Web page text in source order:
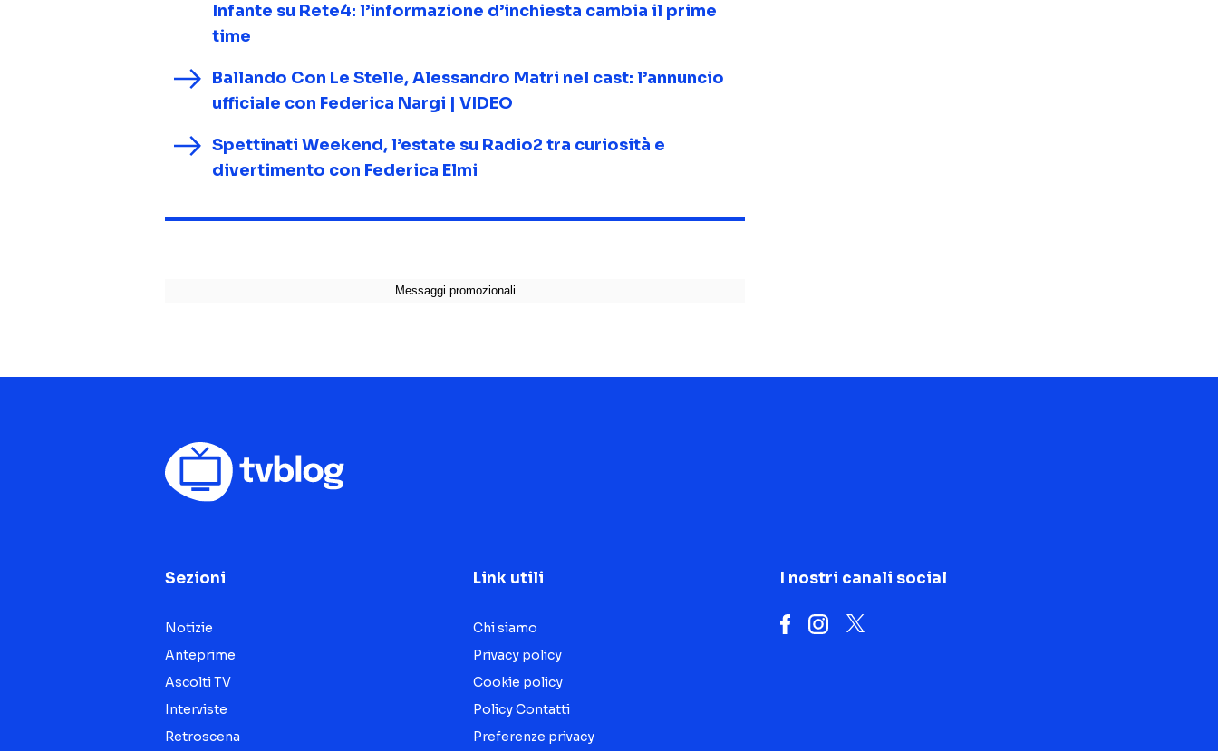
Infante su Rete4: l’informazione d’inchiesta cambia il prime
time
Ballando Con Le Stelle, Alessandro Matri nel cast: l’annuncio
ufficiale con Federica Nargi | VIDEO
Spettinati Weekend, l’estate su Radio2 tra curiosità e
divertimento con Federica Elmi
Sezioni
Notizie
Anteprime
Ascolti TV
Interviste
Retroscena
Link utili
Chi siamo
Privacy policy
Cookie policy
Policy Contatti
Preferenze privacy
I nostri canali social